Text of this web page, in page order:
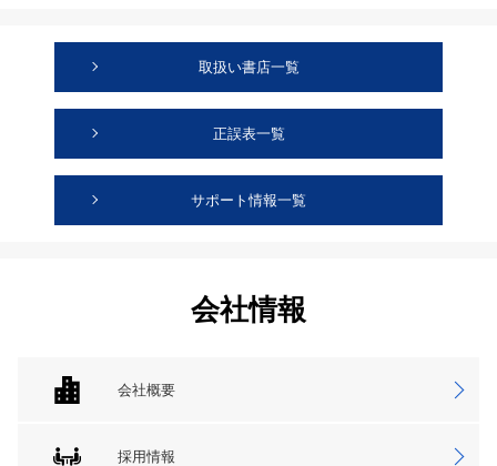
取扱い書店一覧
正誤表一覧
サポート情報一覧
会社情報
会社概要
採用情報